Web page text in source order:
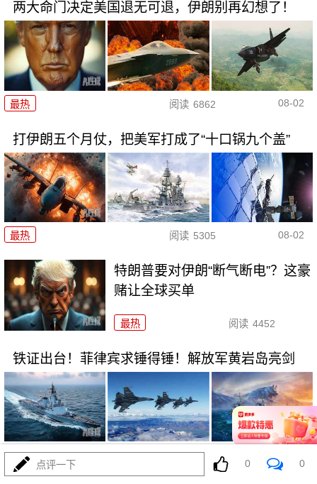
两大命门决定美国退无可退，伊朗别再幻想了！
最热 阅读 6862 08-02
打伊朗五个月仗，把美军打成了“十口锅九个盖”
最热 阅读 5305 08-02
特朗普要对伊朗“断气断电”？这豪
赌让全球买单
最热 阅读 4452
铁证出台！菲律宾求锤得锤！解放军黄岩岛亮剑
最热 阅读 21989
点评一下 0 0